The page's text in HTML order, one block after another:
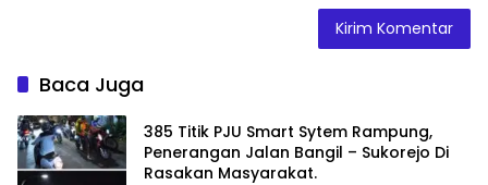
Baca Juga
385 Titik PJU Smart Sytem Rampung,
Penerangan Jalan Bangil – Sukorejo Di
Rasakan Masyarakat.